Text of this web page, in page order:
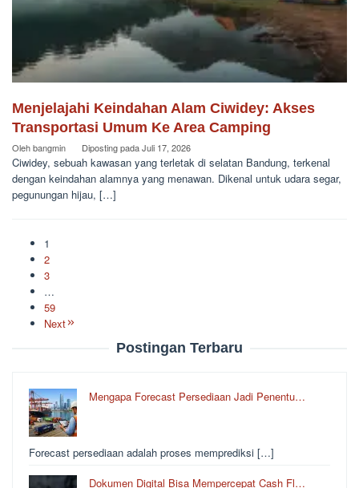
Menjelajahi Keindahan Alam Ciwidey: Akses
Transportasi Umum Ke Area Camping
Olehbangmin Diposting padaJuli 17, 2026
Ciwidey, sebuah kawasan yang terletak di selatan Bandung, terkenal
dengan keindahan alamnya yang menawan. Dikenal untuk udara segar,
pegunungan hijau, […]
1
2
3
…
59
Next
Postingan Terbaru
Mengapa Forecast Persediaan Jadi Penentu…
Forecast persediaan adalah proses memprediksi […]
Dokumen Digital Bisa Mempercepat Cash Fl…